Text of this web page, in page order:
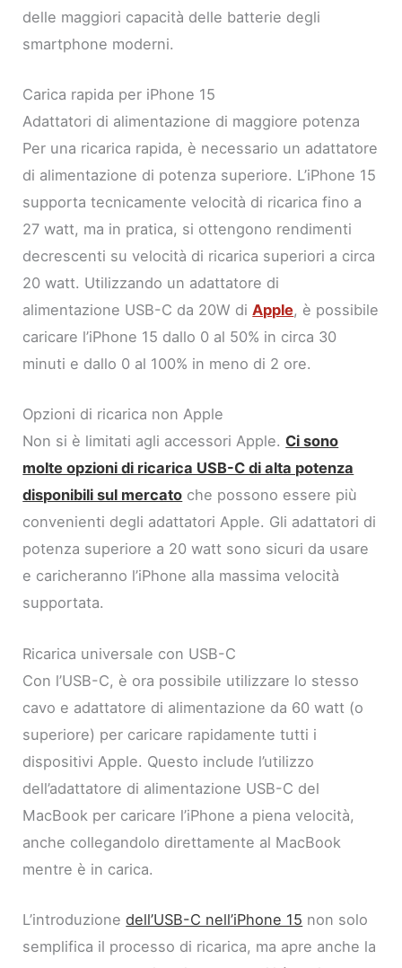
delle maggiori capacità delle batterie degli
smartphone moderni.
Carica rapida per iPhone 15
Adattatori di alimentazione di maggiore potenza
Per una ricarica rapida, è necessario un adattatore
di alimentazione di potenza superiore. L’iPhone 15
supporta tecnicamente velocità di ricarica fino a
27 watt, ma in pratica, si ottengono rendimenti
decrescenti su velocità di ricarica superiori a circa
20 watt. Utilizzando un adattatore di
alimentazione USB-C da 20W diApple, è possibile
caricare l’iPhone 15 dallo 0 al 50% in circa 30
minuti e dallo 0 al 100% in meno di 2 ore.
Opzioni di ricarica non Apple
Non si è limitati agli accessori Apple.Ci sono
molte opzioni di ricarica USB-C di alta potenza
disponibili sul mercato che possono essere più
convenienti degli adattatori Apple. Gli adattatori di
potenza superiore a 20 watt sono sicuri da usare
e caricheranno l’iPhone alla massima velocità
supportata.
Ricarica universale con USB-C
Con l’USB-C, è ora possibile utilizzare lo stesso
cavo e adattatore di alimentazione da 60 watt (o
superiore) per caricare rapidamente tutti i
dispositivi Apple. Questo include l’utilizzo
dell’adattatore di alimentazione USB-C del
MacBook per caricare l’iPhone a piena velocità,
anche collegandolo direttamente al MacBook
mentre è in carica.
L’introduzionedell’USB-C nell’iPhone 15 non solo
semplifica il processo di ricarica, ma apre anche la